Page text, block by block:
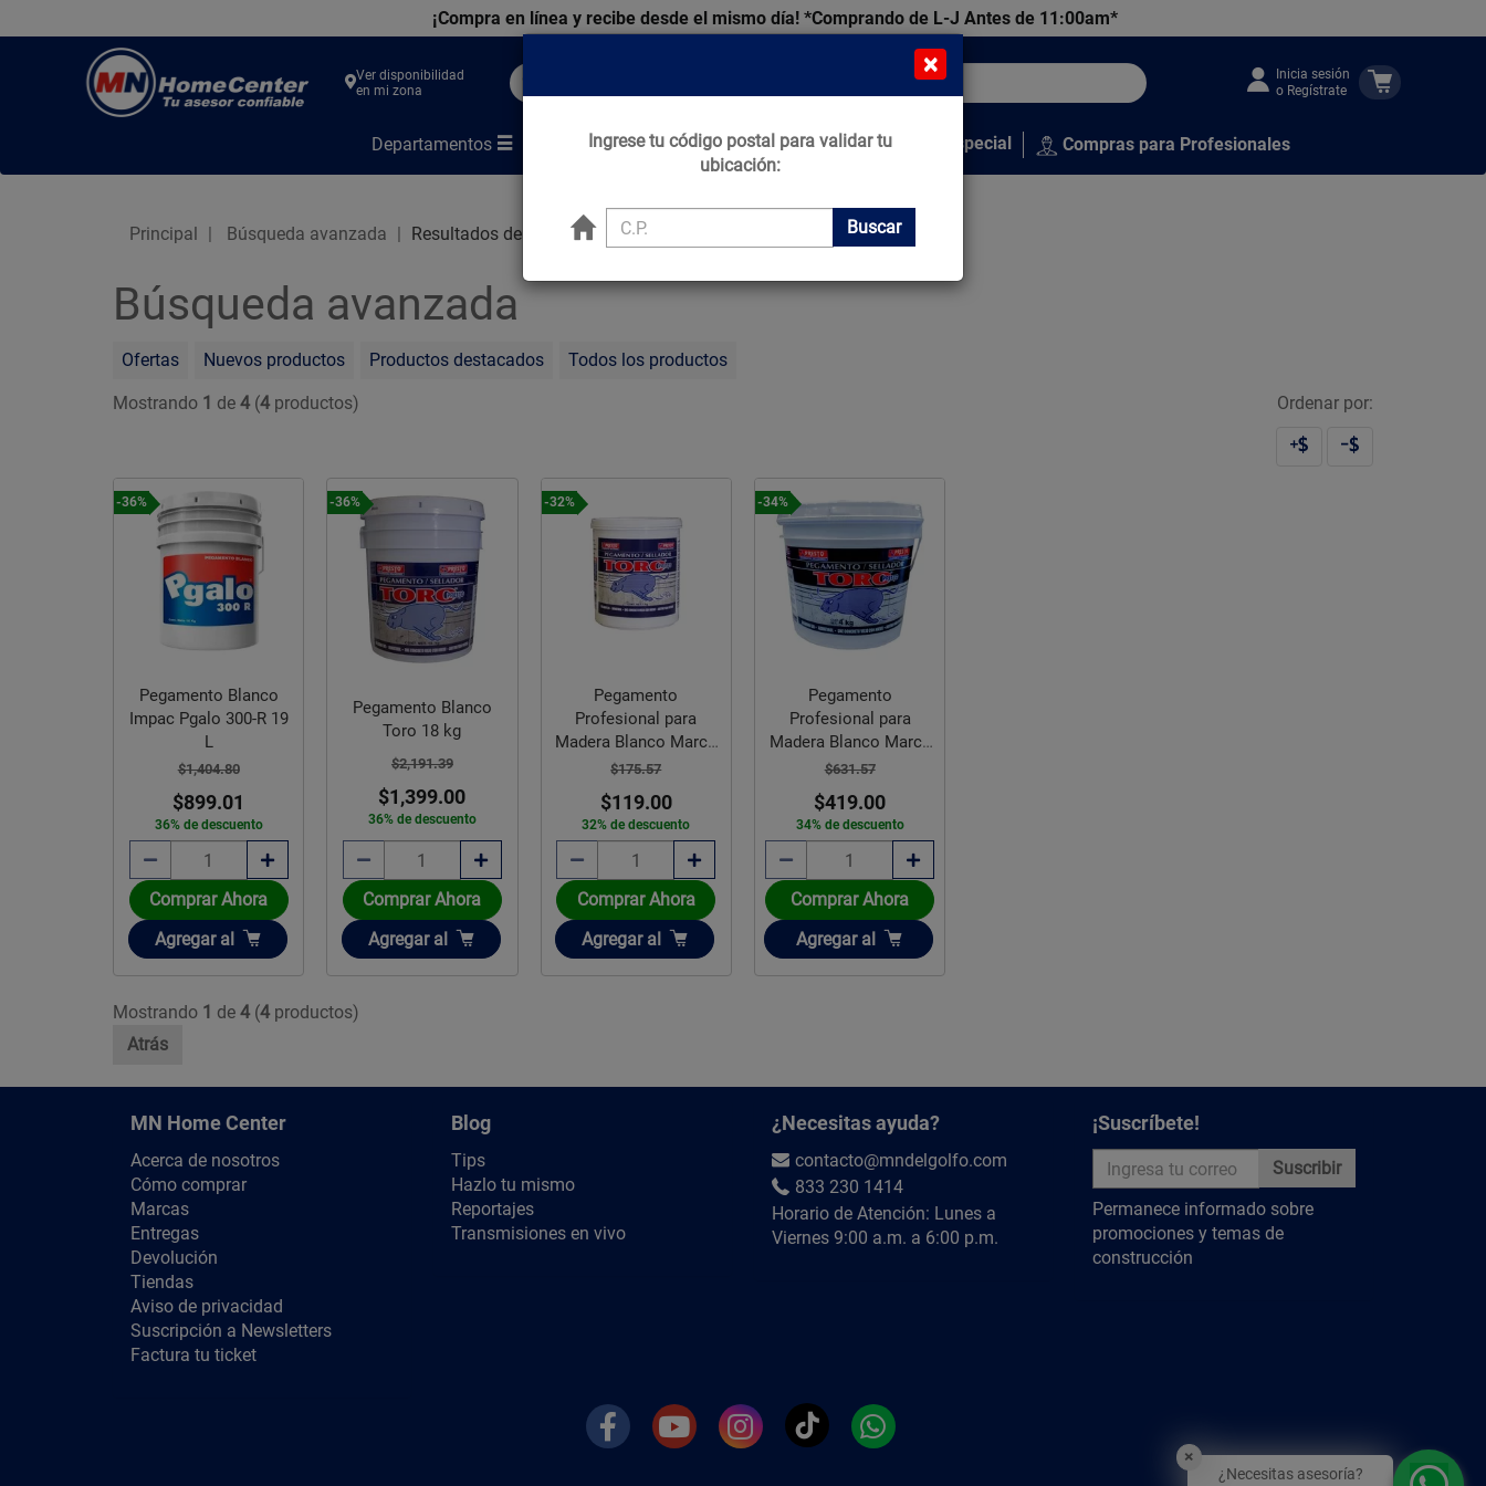
¡Compra en línea y recibe desde el mismo día! *Comprando de L-J Antes de 11:00am*
Center
Ver disponibilidad
en mi zona
Inicia sesión
o Regístrate
Departamentos Marcas Tips que Construyen Venta Especial Compras para Profesionales
Principal Búsqueda avanzada Resultados de la búsqueda
Búsqueda avanzada
Ofertas Nuevos productos Productos destacados Todos los productos
Mostrando 1 de 4 (4 productos) Ordenar por:
-36%
Pegamento Blanco
Impac Pgalo 300-R 19
L
$1,404.80
$899.01
36% de descuento
Comprar Ahora
Añadir
Agregar al
-36%
Pegamento Blanco
Toro 18 kg
$2,191.39
$1,399.00
36% de descuento
Comprar Ahora
Añadir
Agregar al
-32%
Pegamento
Profesional para
Madera Blanco Marca
Toro 1 Lt
$175.57
$119.00
32% de descuento
Comprar Ahora
Añadir
Agregar al
-34%
Pegamento
Profesional para
Madera Blanco Marca
Toro 4 KG
$631.57
$419.00
34% de descuento
Comprar Ahora
Añadir
Agregar al
Mostrando 1 de 4 (4 productos)
Atrás
MN Home Center
Acerca de nosotros
Cómo comprar
Marcas
Entregas
Devolución
Tiendas
Aviso de privacidad
Suscripción a Newsletters
Factura tu ticket
Blog
Tips
Hazlo tu mismo
Reportajes
Transmisiones en vivo
¿Necesitas ayuda?
contacto@mndelgolfo.com
833 230 1414
Horario de Atención: Lunes a
Viernes 9:00 a.m. a 6:00 p.m.
¡Suscríbete!
Suscribir
Permanece informado sobre
promociones y temas de
construcción
×
Ingrese tu código postal para validar tu
ubicación:
Buscar
×
¿Necesitas asesoría?